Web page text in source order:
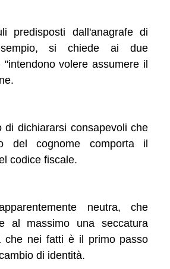
predisposti dall'anagrafe di
si chiede ai due
"intendono volere assumere il
di dichiararsi consapevoli che
del cognome comporta il
codice fiscale.
neutra, che
al massimo una seccatura
che nei fatti è il primo passo
di identità.